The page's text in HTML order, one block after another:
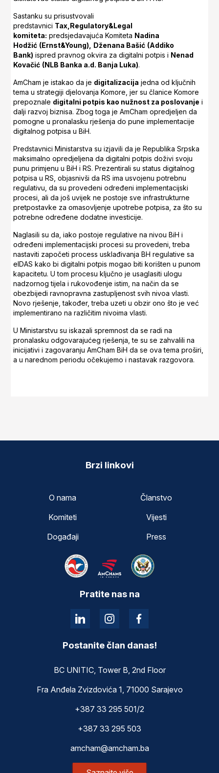
Sastanku su prisustvovali
predstavnici Tax,Regulatory&Legal
komiteta: predsjedavajuća Komiteta Nadina
Hodžić (Ernst&Young), Dženana Bašić (Addiko
Bank) ispred pravnog okvira za digitalni potpis i Nenad
Kovačić (NLB Banka a.d. Banja Luka).
AmCham je istakao da je digitalizacija jedna od ključnih
tema u strategiji djelovanja Komore, jer su članice Komore
prepoznale digitalni potpis kao nužnost za poslovanje i
dalji razvoj biznisa. Zbog toga je AmCham opredjeljen da
pomogne u pronalasku rješenja do pune implementacije
digitalnog potpisa u BiH.
Predstavnici Ministarstva su izjavili da je Republika Srpska
maksimalno opredjeljena da digitalni potpis doživi svoju
punu primjenu u BiH i RS. Prezentirali su status digitalnog
potpisa u RS, objasnivši da RS ima usvojenu potrebnu
regulativu, da su provedeni određeni implementacijski
procesi, ali da još uvijek ne postoje sve infrastrukturne
pretpostavke za omasovljenje upotrebe potpisa, za što su
potrebne određene dodatne investicije.
Naglasili su da, iako postoje regulative na nivou BiH i
određeni implementacijski procesi su provedeni, treba
nastaviti započeti process usklađivanja BH regulative sa
eIDAS kako bi digitalni potpis mogao biti korišten u punom
kapacitetu. U tom procesu ključno je usaglasiti ulogu
nadzornog tijela i rukovođenje istim, na način da se
obezbijedi ravnopravna zastupljenost svih nivoa vlasti.
Novo rješenje, također, treba uzeti u obzir ono što je već
implementirano na različitim nivoima vlasti.
U Ministarstvu su iskazali spremnost da se radi na
pronalasku odgovarajućeg rješenja, te su se zahvalili na
inicijativi i zagovaranju AmCham BiH da se ova tema proširi,
a u narednom periodu očekujemo i nastavak razgovora.
Brzi linkovi
O nama
Članstvo
Komiteti
Vijesti
Događaji
Press
Pratite nas na
Postanite član danas!
BC UNITIC, Tower B, 2nd Floor
Fra Anđela Zvizdovića 1, 71000 Sarajevo
+387 33 295 501/2
+387 33 295 503
amcham@amcham.ba